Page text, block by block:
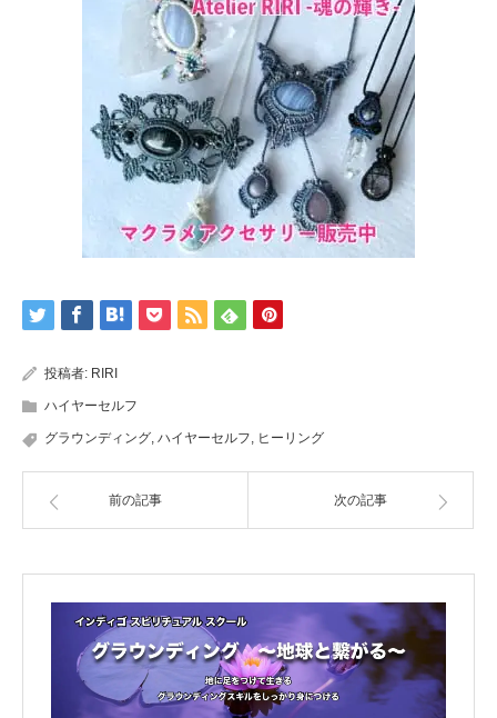
投稿者: RIRI
ハイヤーセルフ
グラウンディング, ハイヤーセルフ, ヒーリング
前の記事 次の記事